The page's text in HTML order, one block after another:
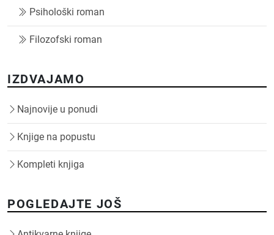
Psihološki roman
Filozofski roman
IZDVAJAMO
Najnovije u ponudi
Knjige na popustu
Kompleti knjiga
POGLEDAJTE JOŠ